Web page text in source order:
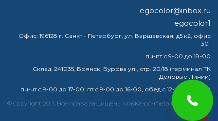
ржавчину?
Какой грунт лучше по ржавчине?
краска эмаль купить грунт
металла
egocolor@inbox.ru
egocolor1
Офис: 196128 г. Санкт - Петербург, ул. Варшавская, д5 к2, офис
301
пн-пт с 9-00 до 18-00
Склад: 241035, Брянск, Бурова ул., стр. 20/18 (терминал ТК
Деловые Линии)
пн-чт с 9-00 до 17-00, пт с 9-00 до 16-00, обед с 12-00 до 13-00
© Copyright 2013. Все права защищены kraska-po-metallu-bryansk.ru